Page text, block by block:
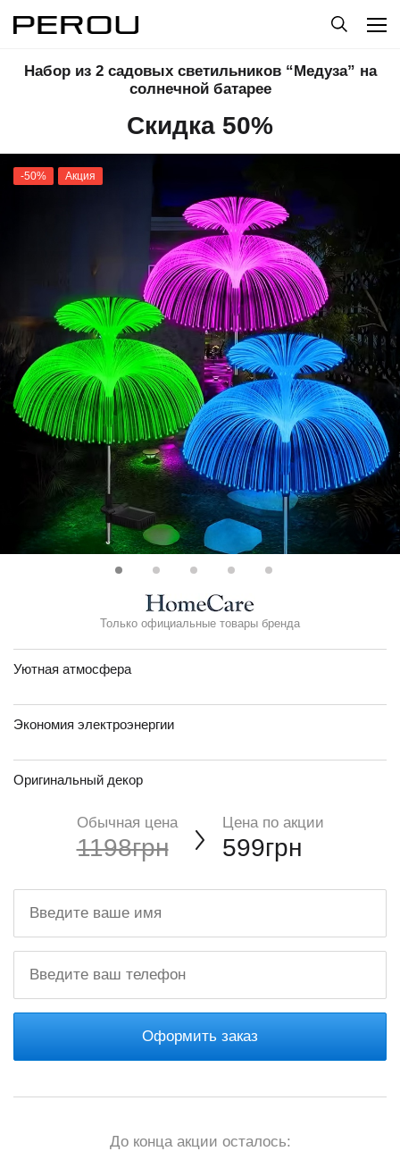
Набор из 2 садовых светильников “Медуза” на
солнечной батарее
Скидка 50%
-50% Акция
Только официальные товары бренда
Уютная атмосфера
Экономия электроэнергии
Оригинальный декор
Обычная цена
1198грн
Цена по акции
599грн
Оформить заказ
До конца акции осталось: